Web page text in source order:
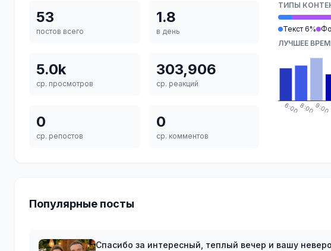
53
постов всего
1.8
в день
5.0k
ср. просмотров
303,906
ср. реакций
0
ср. репостов
0
ср. комментов
ТИПЫ
Текст 6%
ЛУЧШЕЕ
6:008:009:00
Популярные посты
Спасибо за интересный, теплый вечер и вашу